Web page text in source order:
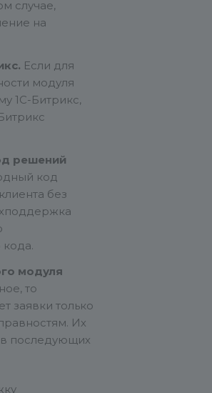
случае,
на
Если для
модуля
1С-Битрикс,
решений
код
без
кода.
модуля
то
заявки только
Их
в последующих